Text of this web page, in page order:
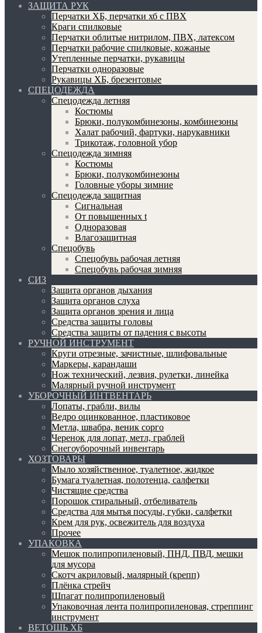
ЗАЩИТА РУК
Перчатки ХБ, перчатки хб с ПВХ
Краги спилковые
Перчатки облитые нитрилом, ПВХ, латексом
Перчатки рабочие спилковые, кожаные
Утепленные перчатки, рукавицы
Перчатки одноразовые
Рукавицы ХБ, брезентовые
СПЕЦОДЕЖДА
Спецодежда летняя
Костюмы
Брюки, полукомбинезоны, комбинезоны
Халат рабочий, фартуки, нарукавники
Трикотаж, головной убор
Спецодежда зимняя
Костюмы
Брюки, полукомбинезоны
Головные уборы зимние
Спецодежда защитная
Сигнальная
От повышенных t
Одноразовая
Влагозащитная
Спецобувь
Спецобувь рабочая летняя
Спецобувь рабочая зимняя
СИЗ
Защита органов дыхания
Защита органов слуха
Защита органов зрения и лица
Средства защиты головы
Средства защиты от падения с высоты
РУЧНОЙ ИНСТРУМЕНТ
Круги отрезные, зачистные, шлифовальные
Маркеры, карандаши
Нож технический, лезвия, рулетки, линейка
Малярный ручной инструмент
УБОРОЧНЫЙ ИНТВЕНТАРЬ
Лопаты, грабли, вилы
Ведро оцинкованное, пластиковое
Метла, швабра, веник сорго
Черенок для лопат, метл, граблей
Снегоуборочный инвентарь
ХОЗТОВАРЫ
Мыло хозяйственное, туалетное, жидкое
Бумага туалетная, полотенца, салфетки
Чистящие средства
Порошок стиральный, отбеливатель
Средства для мытья посуды, губки, салфетки
Крем для рук, освежитель для воздуха
Прочее
УПАКОВКА
Мешок полипропиленовый, ПНД, ПВД, мешки
для мусора
Скотч акриловый, малярный (крепп)
Плёнка стрейч
Шпагат полипропиленовый
Упаковочная лента полипропиленовая, стреппинг
инструмент
ВЕТОШЬ ХБ